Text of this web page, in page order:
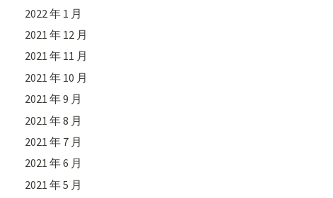
2022 年 1 月
2021 年 12 月
2021 年 11 月
2021 年 10 月
2021 年 9 月
2021 年 8 月
2021 年 7 月
2021 年 6 月
2021 年 5 月